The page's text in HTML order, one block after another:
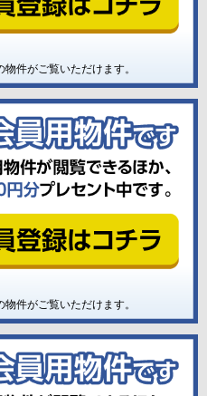
物件がご覧いただけます。
物件がご覧いただけます。